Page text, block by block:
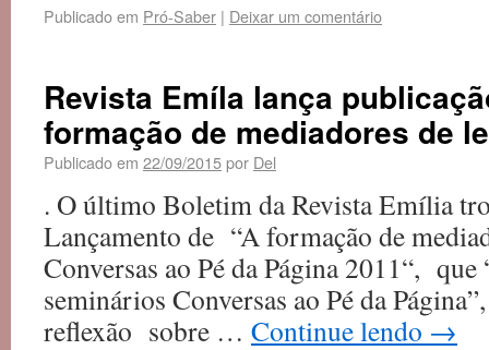
Publicado em Pró-Saber | Deixar um comentário
Revista Emíla lança
formação de mediadores de
Publicado em 22/09/2015por Del
. O último Boletim da Revista Emília
Lançamento de “A formação de
Conversas ao Pé da Página 2011“, que
seminários Conversas ao Pé da
reflexão sobre … Continue lendo →